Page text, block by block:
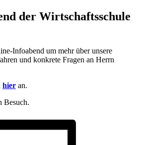
der Wirtschaftsschule
Infoabend um mehr über unsere
und konkrete Fragen an Herrn
hier an.
Besuch.